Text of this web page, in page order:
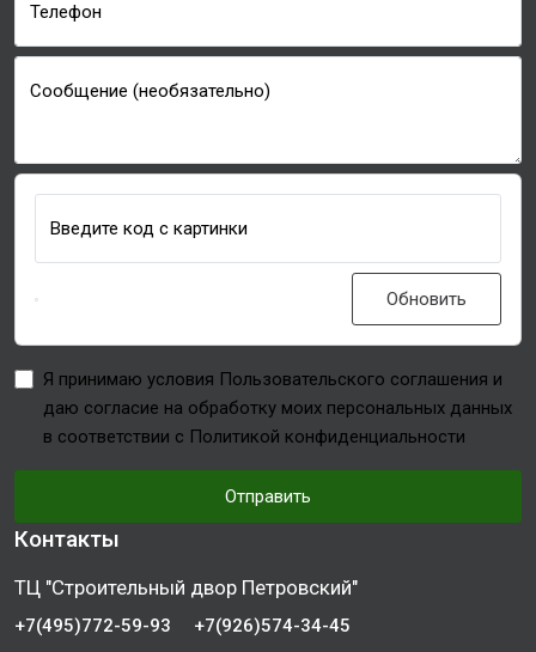
Телефон
Сообщение (необязательно)
Введите код с картинки
Обновить
Я принимаю условия Пользовательского соглашения и
даю согласие на обработку моих персональных данных
в соответствии с Политикой конфиденциальности
Отправить
Контакты
ТЦ "Строительный двор Петровский"
+7(495)772-59-93
+7(926)574-34-45